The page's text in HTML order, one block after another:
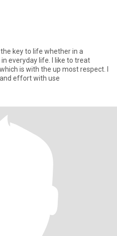
key to life whether in a
everyday life. I like to treat
is with the up most respect. I
effort with use